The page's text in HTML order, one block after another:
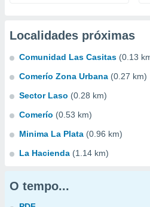
Localidades próximas
Comunidad Las Casitas (0.13
Comerío Zona Urbana (0.27 km)
Sector Laso (0.28 km)
Comerío (0.53 km)
Minima La Plata (0.96 km)
La Hacienda (1.14 km)
O tempo...